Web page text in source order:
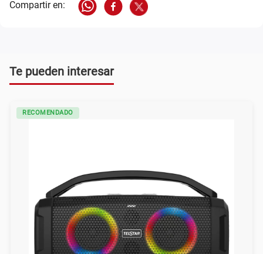
Te pueden interesar
RECOMENDADO